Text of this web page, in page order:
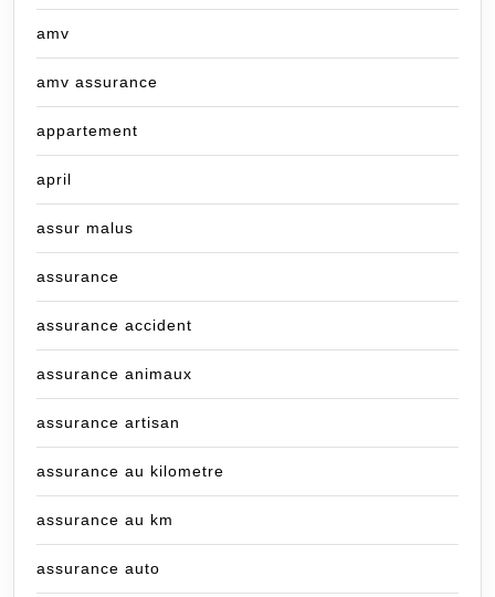
amv
amv assurance
appartement
april
assur malus
assurance
assurance accident
assurance animaux
assurance artisan
assurance au kilometre
assurance au km
assurance auto